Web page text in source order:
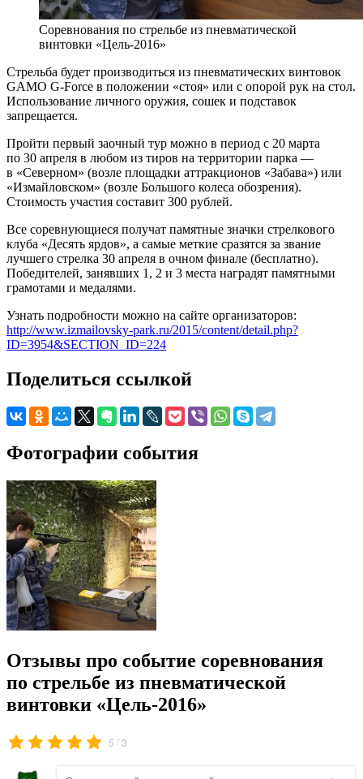
Соревнования по стрельбе из пневматической
винтовки «Цель-2016»
Стрельба будет производиться из пневматических винтовок
GAMO G-Force в положении «стоя» или с опорой рук на стол.
Использование личного оружия, сошек и подставок
запрещается.
Пройти первый заочный тур можно в период с 20 марта
по 30 апреля в любом из тиров на территории парка —
в «Северном» (возле площадки аттракционов «Забава») или
«Измайловском» (возле Большого колеса обозрения).
Стоимость участия составит 300 рублей.
Все соревнующиеся получат памятные значки стрелкового
клуба «Десять ярдов», а самые меткие сразятся за звание
лучшего стрелка 30 апреля в очном финале (бесплатно).
Победителей, занявших 1, 2 и 3 места наградят памятными
грамотами и медалями.
Узнать подробности можно на сайте организаторов:
http://www.izmailovsky-park.ru/2015/content/detail.php?
ID=3954&SECTION_ID=224
Поделиться ссылкой
Фотографии события
Отзывы про событие соревнования
по стрельбе из пневматической
винтовки «Цель-2016»
5 /3